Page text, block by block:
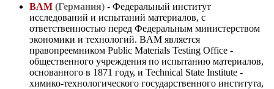
BAM (Германия) - Федеральный институт
исследований и испытаний материалов, с
ответственностью перед Федеральным министерством
экономики и технологий. BAM является
правопреемником Public Materials Testing Office -
общественного учреждения по испытанию материалов,
основанного в 1871 году, и Technical State Institute -
химико-технологического государственного института,